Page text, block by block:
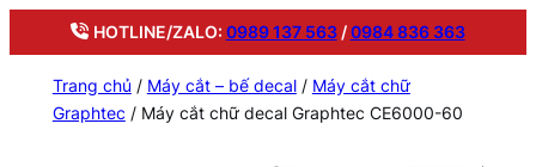
HOTLINE/ZALO: 0989 137 563/0984 836 363
Trang chủ / Máy cắt – bế decal/ Máy cắt chữ
Graphtec / Máy cắt chữ decal Graphtec CE6000-60